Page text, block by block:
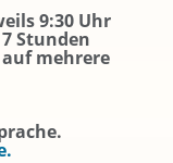
9:30 Uhr
Stunden
mehrere